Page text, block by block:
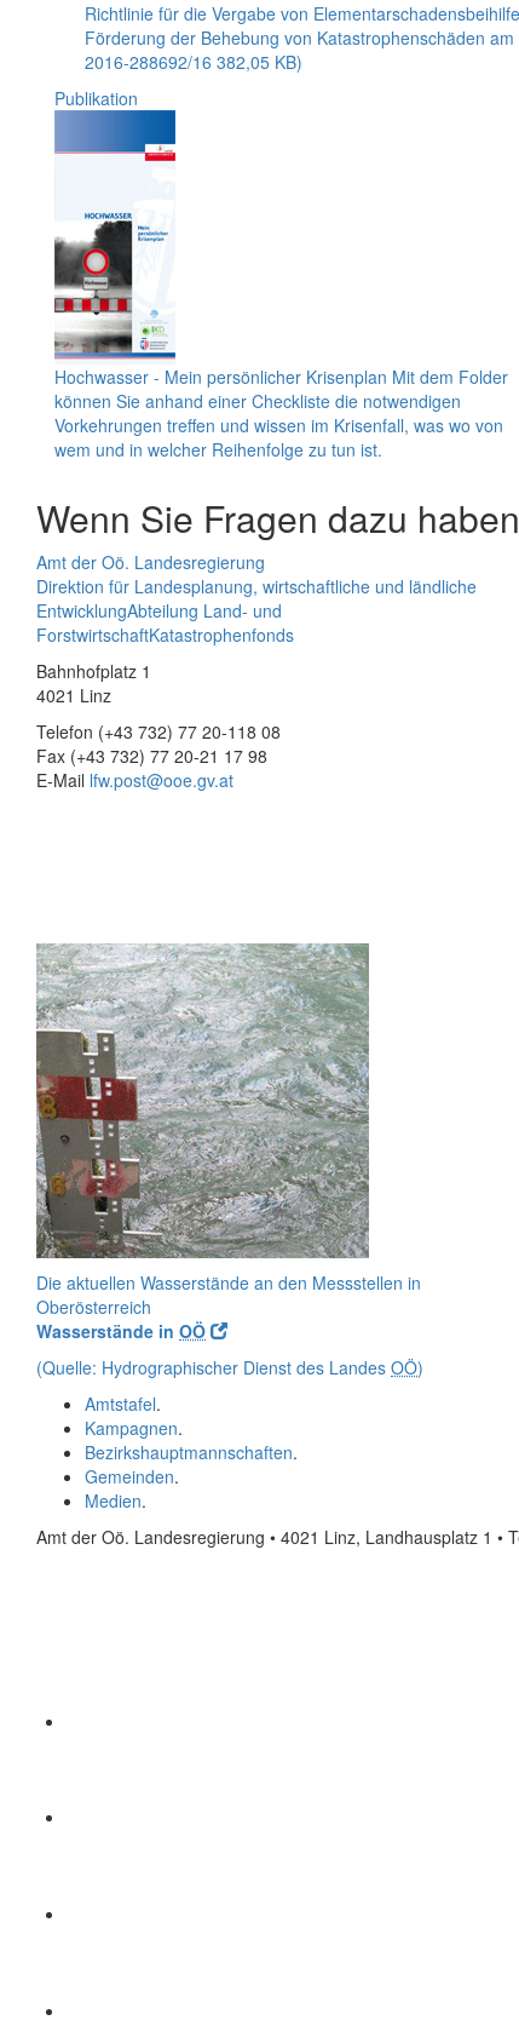
Richtlinie für die Vergabe von
Förderung der Behebung von Katastrophenschäden
2016-288692/16 382,05 KB)
Publikation
Hochwasser - Mein persönlicher Krisenplan Mit dem Folder
können Sie anhand einer Checkliste die notwendigen
Vorkehrungen treffen und wissen im Krisenfall, was wo von
wem und in welcher Reihenfolge zu tun ist.
Wenn Sie Fragen dazu
Amt der Oö. Landesregierung
Direktion für Landesplanung, wirtschaftliche und ländliche
EntwicklungAbteilung Land- und
ForstwirtschaftKatastrophenfonds
Bahnhofplatz 1
4021 Linz
Telefon (+43 732) 77 20-118 08
Fax (+43 732) 77 20-21 17 98
E-Mail lfw.post@ooe.gv.at
Die aktuellen Wasserstände an den Messstellen in
Oberösterreich
Wasserstände in OÖ
(Quelle: Hydrographischer Dienst des Landes OÖ)
Amtstafel.
Kampagnen.
Bezirkshauptmannschaften.
Gemeinden.
Medien.
Amt der Oö. Landesregierung • 4021 Linz, Landhausplatz 1 •